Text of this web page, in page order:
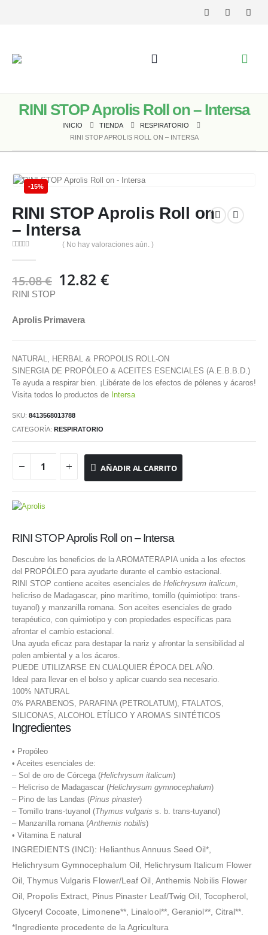
RINI STOP Aprolis Roll on – Intersa
INICIO TIENDA
RESPIRATORIO
RINI STOP APROLIS ROLL ON – INTERSA
-15%
RINI STOP Aprolis Roll on
– Intersa
( No hay valoraciones aún. )
15.08€ El
era:
12.82€
RINI STOP
Aprolis Primavera
NATURAL, HERBAL & PROPOLIS ROLL-ON
SINERGIA DE PROPÓLEO & ACEITES ESENCIALES (A.E.B.B.D.)
Te ayuda a respirar bien. ¡Libérate de los efectos de pólenes y ácaros!
Visita todos lo productos de Intersa
SKU: 8413568013788
CATEGORÍA: RESPIRATORIO
AÑADIR AL CARRITO
RINI STOP Aprolis Roll on – Intersa
Descubre los beneficios de la AROMATERAPIA unida a los efectos
del PROPÓLEO para ayudarte durante el cambio estacional.
RINI STOP contiene aceites esenciales de Helichrysum italicum
helicriso de Madagascar, pino marítimo, tomillo (quimiotipo: trans-
tuyanol) y manzanilla romana. Son aceites esenciales de grado
terapéutico, con quimiotipo y con propiedades específicas para
afrontar el cambio estacional.
Una ayuda eficaz para destapar la nariz y afrontar la sensibilidad al
polen ambiental y a los ácaros.
PUEDE UTILIZARSE EN CUALQUIER ÉPOCA DEL AÑO.
Ideal para llevar en el bolso y aplicar cuando sea necesario.
100% NATURAL
0% PARABENOS, PARAFINA (PETROLATUM), FTALATOS,
SILICONAS, ALCOHOL ETÍLICO Y AROMAS SINTÉTICOS
Ingredientes
• Propóleo
• Aceites esenciales de:
– Sol de oro de Córcega (Helichrysum italicum)
– Helicriso de Madagascar (Helichrysum gymnocephalum)
– Pino de las Landas (Pinus pinaster)
– Tomillo trans-tuyanol (Thymus vulgaris s. b. trans-tuyanol)
– Manzanilla romana (Anthemis nobilis)
• Vitamina E natural
INGREDIENTS (INCI): Helianthus Annuus Seed Oil*,
Helichrysum Gymnocephalum Oil, Helichrysum Italicum Flower
Oil, Thymus Vulgaris Flower/Leaf Oil, Anthemis Nobilis Flower
Oil, Propolis Extract, Pinus Pinaster Leaf/Twig Oil, Tocopherol,
Glyceryl Cocoate, Limonene**, Linalool**, Geraniol**, Citral**.
*Ingrediente procedente de la Agricultura